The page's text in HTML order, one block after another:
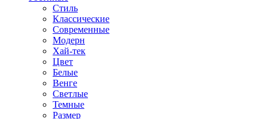
Стиль
Классические
Современные
Модерн
Хай-тек
Цвет
Белые
Венге
Светлые
Темные
Размер